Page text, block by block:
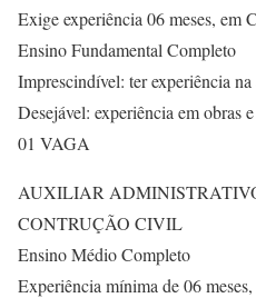
Exige experiência 06 meses, em
Ensino Fundamental Completo
Imprescindível: ter experiência na
Desejável: experiência em obras
01 VAGA
AUXILIAR
CONTRUÇÃO CIVIL
Ensino Médio Completo
Experiência mínima de 06